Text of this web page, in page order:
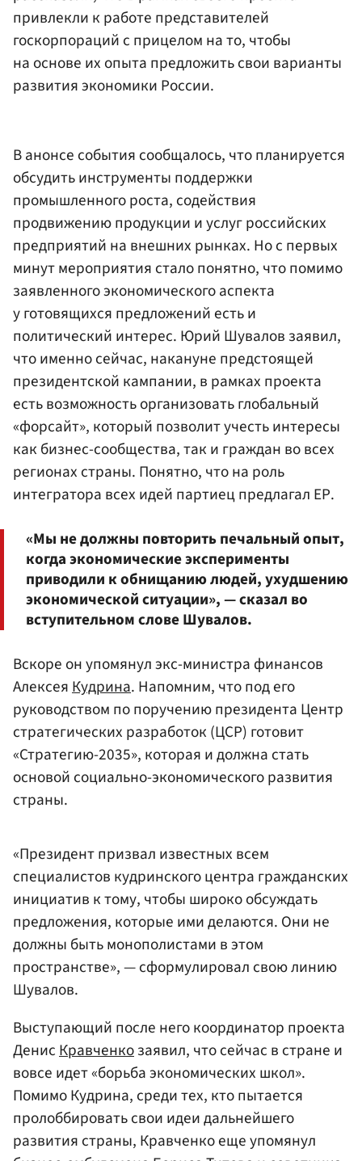
привлекли к работе представителей
госкорпораций с прицелом на то, чтобы
на основе их опыта предложить свои варианты
развития экономики России.
В анонсе события сообщалось, что планируется
обсудить инструменты поддержки
промышленного роста, содействия
продвижению продукции и услуг российских
предприятий на внешних рынках. Но с первых
минут мероприятия стало понятно, что помимо
заявленного экономического аспекта
у готовящихся предложений есть и
политический интерес. Юрий Шувалов заявил,
что именно сейчас, накануне предстоящей
президентской кампании, в рамках проекта
есть возможность организовать глобальный
«форсайт», который позволит учесть интересы
как бизнес-сообщества, так и граждан во всех
регионах страны. Понятно, что на роль
интегратора всех идей партиец предлагал ЕР.
«Мы не должны повторить печальный опыт,
когда экономические эксперименты
приводили к обнищанию людей, ухудшению
экономической ситуации», — сказал во
вступительном слове Шувалов.
Вскоре он упомянул экс-министра финансов
АлексеяКудрина. Напомним, что под его
руководством по поручению президента Центр
стратегических разработок (ЦСР) готовит
«Стратегию-2035», которая и должна стать
основой социально-экономического развития
страны.
«Президент призвал известных всем
специалистов кудринского центра гражданских
инициатив к тому, чтобы широко обсуждать
предложения, которые ими делаются. Они не
должны быть монополистами в этом
пространстве», — сформулировал свою линию
Шувалов.
Выступающий после него координатор проекта
ДенисКравченкозаявил, что сейчас в стране и
вовсе идет «борьба экономических школ».
Помимо Кудрина, среди тех, кто пытается
пролоббировать свои идеи дальнейшего
развития страны, Кравченко еще упомянул